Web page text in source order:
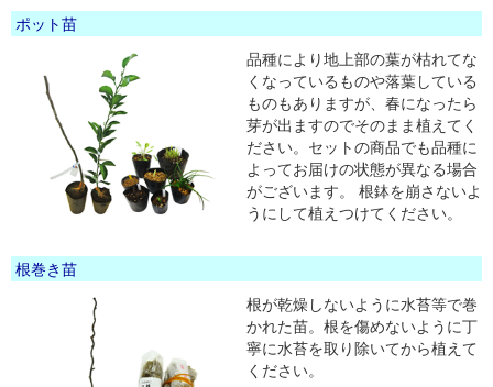
ポット苗
品種により地上部の葉が枯れてな
くなっているものや落葉している
ものもありますが、春になったら
芽が出ますのでそのまま植えてく
ださい。セットの商品でも品種に
よってお届けの状態が異なる場合
がございます。 根鉢を崩さないよ
うにして植えつけてください。
根巻き苗
根が乾燥しないように水苔等で巻
かれた苗。根を傷めないように丁
寧に水苔を取り除いてから植えて
ください。